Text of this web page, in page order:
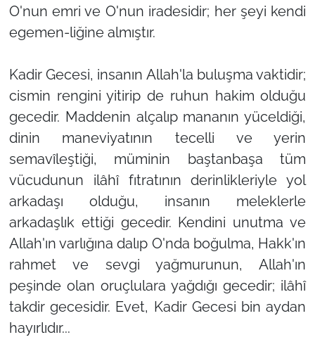
O'nun emri ve O'nun iradesidir; her şeyi kendi
egemen-liğine almıştır.
Kadir Gecesi, insanın Allah'la buluşma vaktidir;
cismin rengini yitirip de ruhun hakim olduğu
gecedir. Maddenin alçalıp mananın yüceldiği,
dinin maneviyatının tecelli ve yerin
semavîleştiği, müminin baştanbaşa tüm
vücudunun ilâhî fıtratının derinlikleriyle yol
arkadaşı olduğu, insanın meleklerle
arkadaşlık ettiği gecedir. Kendini unutma ve
Allah'ın varlığına dalıp O'nda boğulma, Hakk'ın
rahmet ve sevgi yağmurunun, Allah'ın
peşinde olan oruçlulara yağdığı gecedir; ilâhî
takdir gecesidir. Evet, Kadir Gecesi bin aydan
hayırlıdır...